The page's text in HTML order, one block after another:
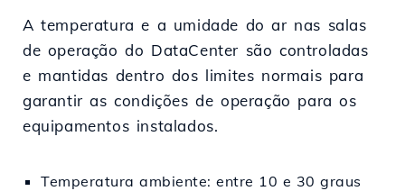
A temperatura e a umidade do ar nas salas
de operação do DataCenter são controladas
e mantidas dentro dos limites normais para
garantir as condições de operação para os
equipamentos instalados.
Temperatura ambiente: entre 10 e 30 graus